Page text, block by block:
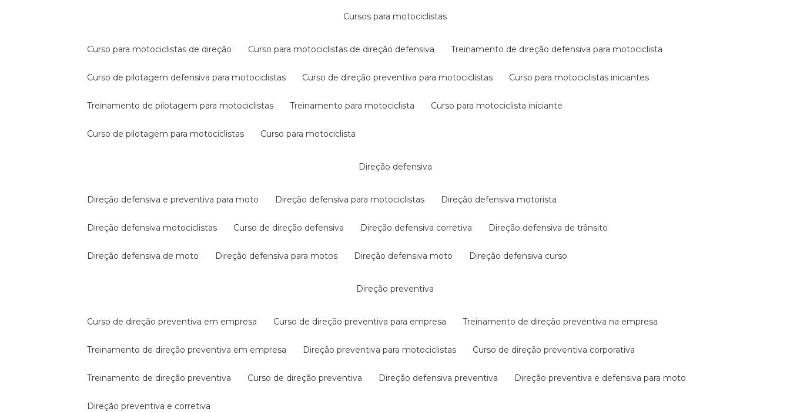
cursos para motociclistas
curso para motociclistas de direção curso para motociclistas de direção defensiva treinamento de direção defensiva para motociclista
curso de pilotagem defensiva para motociclistas curso de direção preventiva para motociclistas curso para motociclistas iniciantes
treinamento de pilotagem para motociclistas treinamento para motociclista curso para motociclista iniciante
curso de pilotagem para motociclistas curso para motociclista
direção defensiva
direção defensiva e preventiva para moto direção defensiva para motociclistas direção defensiva motorista
direção defensiva motociclistas curso de direção defensiva direção defensiva corretiva direção defensiva de trânsito
direção defensiva de moto direção defensiva para motos direção defensiva moto direção defensiva curso
direção preventiva
curso de direção preventiva em empresa curso de direção preventiva para empresa treinamento de direção preventiva na empresa
treinamento de direção preventiva em empresa direção preventiva para motociclistas curso de direção preventiva corporativa
treinamento de direção preventiva curso de direção preventiva direção defensiva preventiva direção preventiva e defensiva para moto
direção preventiva e corretiva